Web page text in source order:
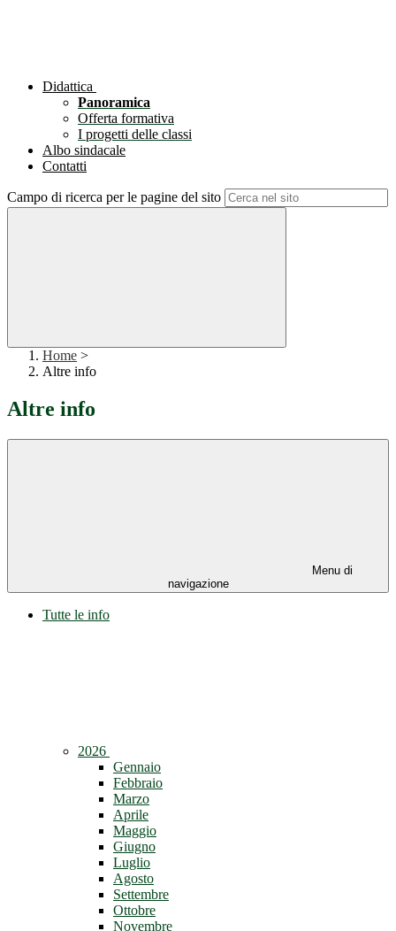
Didattica
Panoramica
Offerta formativa
I progetti delle classi
Albo sindacale
Contatti
Campo di ricerca per le pagine del sito
Home >
Altre info
Altre info
Menu di
navigazione
Tutte le info
2026
Gennaio
Febbraio
Marzo
Aprile
Maggio
Giugno
Luglio
Agosto
Settembre
Ottobre
Novembre